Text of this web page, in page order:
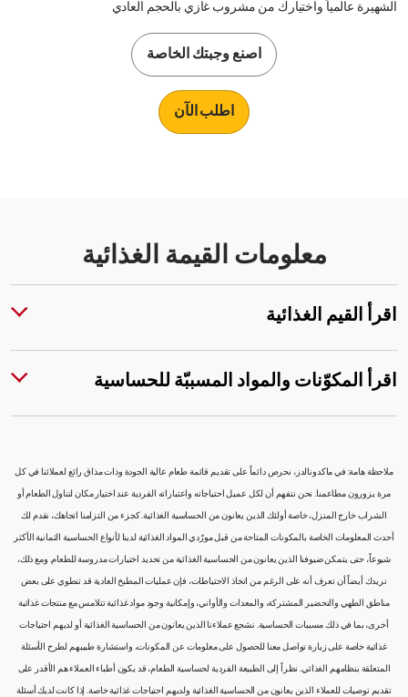
الشهيرة عالمياً واختيارك من مشروب غازي بالحجم العادي
اصنع وجبتك الخاصة
اطلب الآن
معلومات القيمة الغذائية
اقرأ القيم الغذائية
اقرأ المكوّنات والمواد المسببّة للحساسية
ملاحظة هامة: في ماكدونالدز، نحرص دائماً على تقديم قائمة طعام عالية الجودة وذات مذاق رائع لعملائنا في كل
مرة يزورون مطاعمنا. نحن نتفهم أن لكل عميل احتياجاته واعتباراته الفردية عند اختيار مكان لتناول الطعام أو
الشراب خارج المنزل، خاصة أولئك الذين يعانون من الحساسية الغذائية. كجزء من التزامنا اتجاهك، نقدم لك
أحدث المعلومات الخاصة بالمكونات المتاحة من قبل مورّدي المواد الغذائية لدينا لأنواع الحساسية الثمانية الأكثر
شيوعاً، حتى يتمكن ضيوفنا الذين يعانون من الحساسية الغذائية من تحديد اختيارات مدروسة للطعام. ومع ذلك،
نريدك أيضاً أن تعرف أنه على الرغم من اتخاذ الاحتياطات، فإن عمليات المطبخ العادية قد تنطوي على بعض
مناطق الطهي والتحضير المشتركة، والمعدات والأواني، وإمكانية وجود مواد غذائية تتلامس مع منتجات غذائية
أخرى، بما في ذلك مسببات الحساسية. نشجع عملاءنا الذين يعانون من الحساسية الغذائية أو لديهم احتياجات
غذائية خاصة على زيارة تواصل معنا للحصول على معلومات عن المكونات، واستشارة طبيبهم لطرح الأسئلة
المتعلقة بنظامهم الغذائي. نظراً إلى الطبيعة الفردية لحساسية الطعام، قد يكون أطباء العملاء هم الأقدر على
تقديم توصيات للعملاء الذين يعانون من الحساسية الغذائية ولديهم احتياجات غذائية خاصة. إذا كانت لديك أسئلة